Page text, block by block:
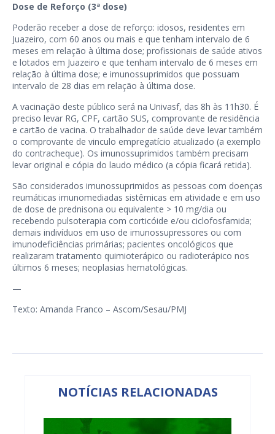
Dose de Reforço (3ª dose)
Poderão receber a dose de reforço: idosos, residentes em
Juazeiro, com 60 anos ou mais e que tenham intervalo de 6
meses em relação à última dose; profissionais de saúde ativos
e lotados em Juazeiro e que tenham intervalo de 6 meses em
relação à última dose; e imunossuprimidos que possuam
intervalo de 28 dias em relação à última dose.
A vacinação deste público será na Univasf, das 8h às 11h30. É
preciso levar RG, CPF, cartão SUS, comprovante de residência
e cartão de vacina. O trabalhador de saúde deve levar também
o comprovante de vinculo empregatício atualizado (a exemplo
do contracheque). Os imunossuprimidos também precisam
levar original e cópia do laudo médico (a cópia ficará retida).
São considerados imunossuprimidos as pessoas com doenças
reumáticas imunomediadas sistêmicas em atividade e em uso
de dose de prednisona ou equivalente > 10 mg/dia ou
recebendo pulsoterapia com corticóide e/ou ciclofosfamida;
demais indivíduos em uso de imunossupressores ou com
imunodeficiências primárias; pacientes oncológicos que
realizaram tratamento quimioterápico ou radioterápico nos
últimos 6 meses; neoplasias hematológicas.
—
Texto: Amanda Franco – Ascom/Sesau/PMJ
NOTÍCIAS RELACIONADAS